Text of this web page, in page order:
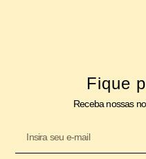
Fique
Receba nossas